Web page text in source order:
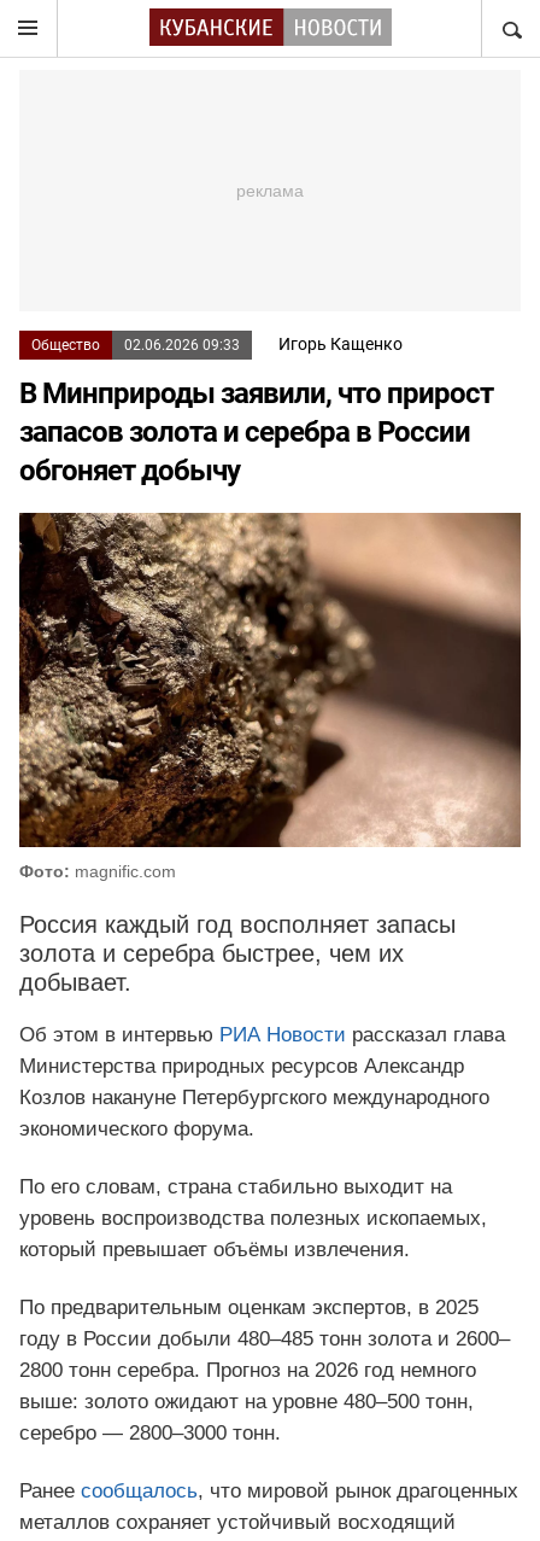
Общество 02.06.2026 09:33 Игорь Кащенко
В Минприроды заявили, что прирост
запасов золота и серебра в России
обгоняет добычу
Фото: magnific.com
Россия каждый год восполняет запасы
золота и серебра быстрее, чем их
добывает.
Об этом в интервью РИА Новости рассказал глава
Министерства природных ресурсов Александр
Козлов накануне Петербургского международного
экономического форума.
По его словам, страна стабильно выходит на
уровень воспроизводства полезных ископаемых,
который превышает объёмы извлечения.
По предварительным оценкам экспертов, в 2025
году в России добыли 480–485 тонн золота и 2600–
2800 тонн серебра. Прогноз на 2026 год немного
выше: золото ожидают на уровне 480–500 тонн,
серебро — 2800–3000 тонн.
Ранее сообщалось, что мировой рынок драгоценных
металлов сохраняет устойчивый восходящий